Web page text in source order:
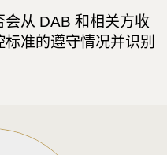
从 DAB 和相关方收
准的遵守情况并识别